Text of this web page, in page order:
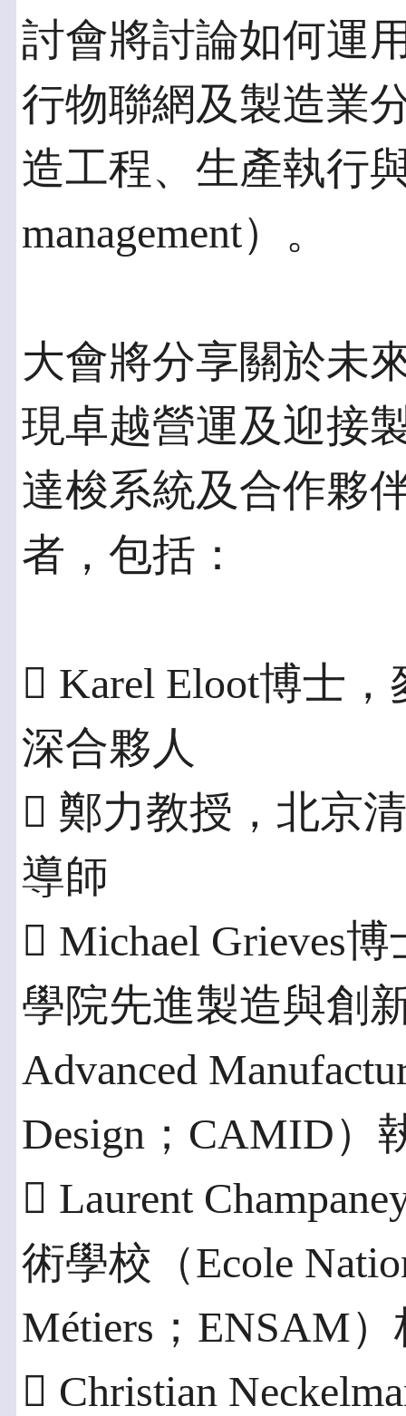
討會將討論如何運
行物聯網及製造業
造工程、生產執行
management）。
大會將分享關於未
現卓越營運及迎接
達梭系統及合作夥
者，包括：
 Karel Eloot博士
深合夥人
 鄭力教授，北京
導師
 Michael Grieves
學院先進製造與創
Advanced
Design；CAMID）
 Laurent
術學校（Ecole
Métiers；ENSAM
 Christian